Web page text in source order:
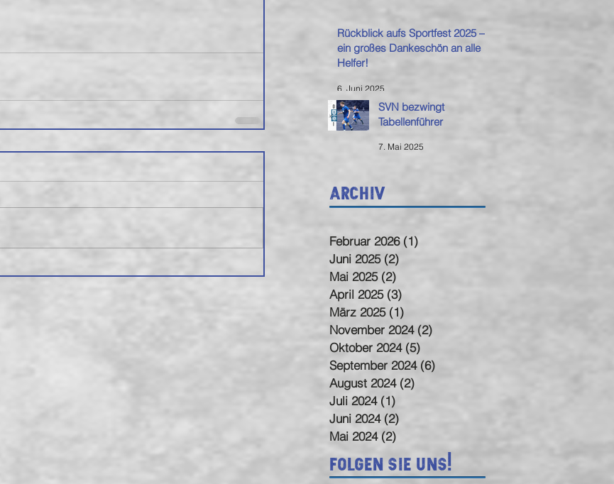
Rückblick aufs Sportfest 2025 –
ein großes Dankeschön an alle
Helfer!
6. Juni 2025
SVN bezwingt
Tabellenführer
7. Mai 2025
Archiv
Februar 2026 (1)
Juni 2025 (2)
Mai 2025 (2)
April 2025 (3)
März 2025 (1)
November 2024 (2)
Oktober 2024 (5)
September 2024 (6)
August 2024 (2)
Juli 2024 (1)
Juni 2024 (2)
Mai 2024 (2)
Folgen Sie uns!